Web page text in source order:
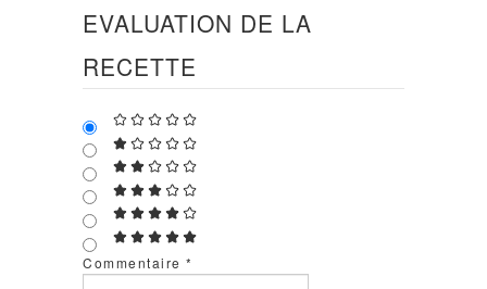
EVALUATION DE LA
RECETTE
Commentaire*